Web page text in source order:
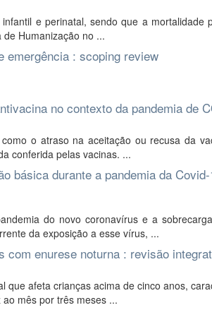
e perinatal, sendo que a mortalidade
Humanização no ...
emergência : scoping review
no contexto da pandemia de
o atraso na aceitação ou recusa da
conferida pelas vacinas. ...
básica durante a pandemia da
do novo coronavírus e a
da exposição a esse vírus, ...
enurese noturna : revisão
que afeta crianças acima de cinco anos,
mês por três meses ...